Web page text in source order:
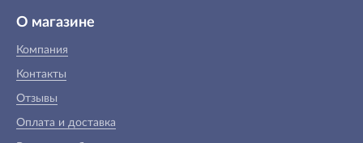
О магазине
Компания
Контакты
Отзывы
Оплата и доставка